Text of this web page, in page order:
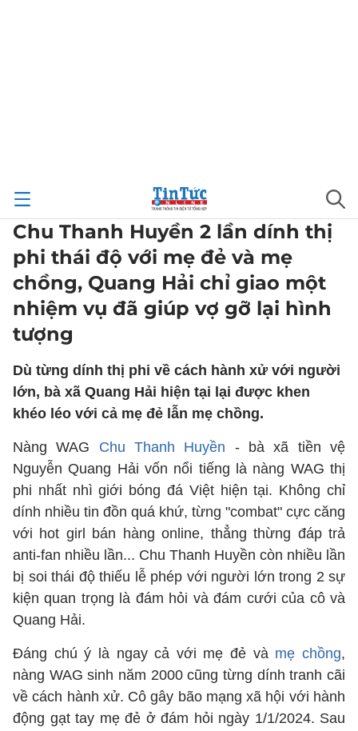
Chu Thanh Huyền 2 lần dính thị
phi thái độ với mẹ đẻ và mẹ
chồng, Quang Hải chỉ giao một
nhiệm vụ đã giúp vợ gỡ lại hình
tượng
Dù từng dính thị phi về cách hành xử với người
lớn, bà xã Quang Hải hiện tại lại được khen
khéo léo với cả mẹ đẻ lẫn mẹ chồng.
Nàng WAG Chu Thanh Huyền - bà xã tiền vệ
Nguyễn Quang Hải vốn nổi tiếng là nàng WAG thị
phi nhất nhì giới bóng đá Việt hiện tại. Không chỉ
dính nhiều tin đồn quá khứ, từng "combat" cực căng
với hot girl bán hàng online, thẳng thừng đáp trả
anti-fan nhiều lần... Chu Thanh Huyền còn nhiều lần
bị soi thái độ thiếu lễ phép với người lớn trong 2 sự
kiện quan trọng là đám hỏi và đám cưới của cô và
Quang Hải.
Đáng chú ý là ngay cả với mẹ đẻ và mẹ chồng,
nàng WAG sinh năm 2000 cũng từng dính tranh cãi
về cách hành xử. Cô gây bão mạng xã hội với hành
động gạt tay mẹ đẻ ở đám hỏi ngày 1/1/2024. Sau